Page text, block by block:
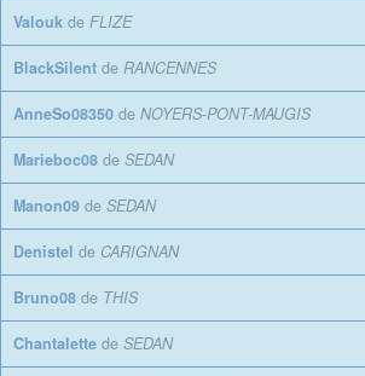
Valouk de FLIZE
BlackSilent de RANCENNES
AnneSo08350 de NOYERS-PONT-MAUGIS
Marieboc08 de SEDAN
Manon09 de SEDAN
Denistel de CARIGNAN
Bruno08 de THIS
Chantalette de SEDAN